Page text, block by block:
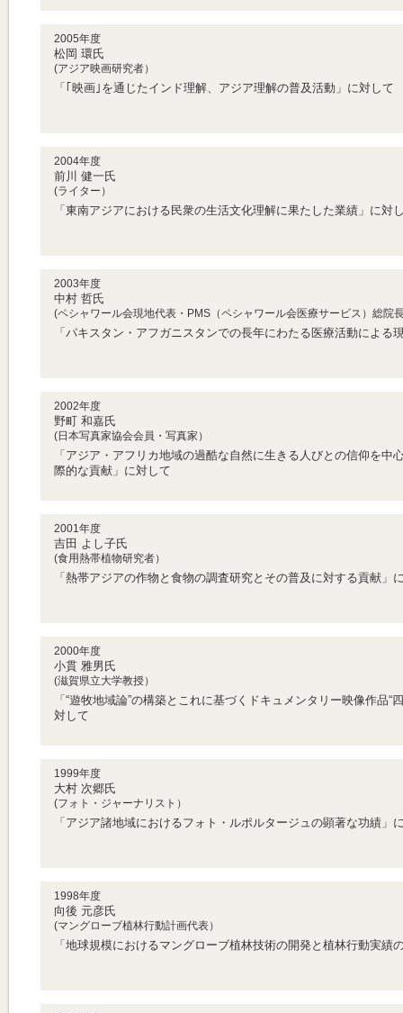
2005年度
松岡 環氏
(アジア映画研究者）
「｢映画｣を通じたインド理解、アジア理解の普及活動」に対して
2004年度
前川 健一氏
(ライター）
「東南アジアにおける民衆の生活文化理解に果たした業績」に対
2003年度
中村 哲氏
(ペシャワール会現地代表・PMS（ペシャワール会医療サービス）総院
「パキスタン・アフガニスタンでの長年にわたる医療活動による
2002年度
野町 和嘉氏
(日本写真家協会会員・写真家）
「アジア・アフリカ地域の過酷な自然に生きる人びとの信仰を中
際的な貢献」に対して
2001年度
吉田 よし子氏
(食用熱帯植物研究者）
「熱帯アジアの作物と食物の調査研究とその普及に対する貢献」
2000年度
小貫 雅男氏
(滋賀県立大学教授）
「“遊牧地域論”の構築とこれに基づくドキュメンタリー映像作品
対して
1999年度
大村 次郷氏
(フォト・ジャーナリスト）
「アジア諸地域におけるフォト・ルポルタージュの顕著な功績」
1998年度
向後 元彦氏
(マングローブ植林行動計画代表）
「地球規模におけるマングローブ植林技術の開発と植林行動実績